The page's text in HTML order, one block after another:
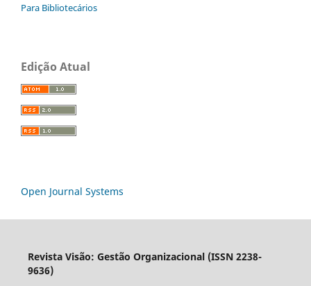
Para Bibliotecários
Edição Atual
Open Journal Systems
Revista Visão: Gestão Organizacional (ISSN 2238-
9636)